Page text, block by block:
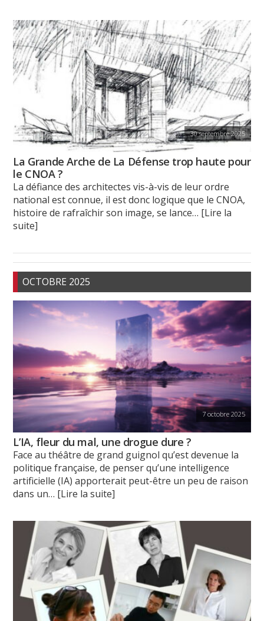
30 septembre 2025
La Grande Arche de La Défense trop haute pour
le CNOA ?
La défiance des architectes vis-à-vis de leur ordre
national est connue, il est donc logique que le CNOA,
histoire de rafraîchir son image, se lance… [Lire la
suite]
OCTOBRE 2025
7 octobre 2025
L’IA, fleur du mal, une drogue dure ?
Face au théâtre de grand guignol qu’est devenue la
politique française, de penser qu’une intelligence
artificielle (IA) apporterait peut-être un peu de raison
dans un… [Lire la suite]